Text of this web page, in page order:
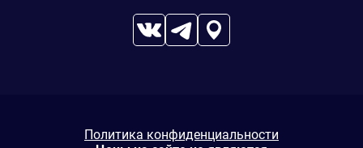
Политика конфиденциальности